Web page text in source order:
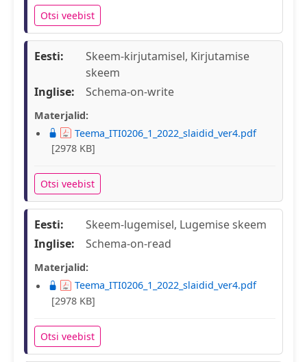
Otsi veebist
Eesti:
Skeem-kirjutamisel, Kirjutamise
skeem
Inglise:
Schema-on-write
Materjalid:
Teema_ITI0206_1_2022_slaidid_ver4.pdf
[2978 KB]
Otsi veebist
Eesti:
Skeem-lugemisel, Lugemise skeem
Inglise:
Schema-on-read
Materjalid:
Teema_ITI0206_1_2022_slaidid_ver4.pdf
[2978 KB]
Otsi veebist